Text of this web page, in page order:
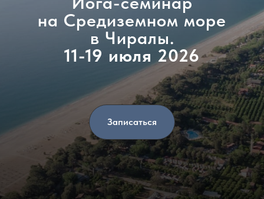
на Средиземном море
в Чиралы.
11-19 июля 2026
Записаться